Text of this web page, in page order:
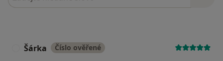
Šárka Číslo ověřené